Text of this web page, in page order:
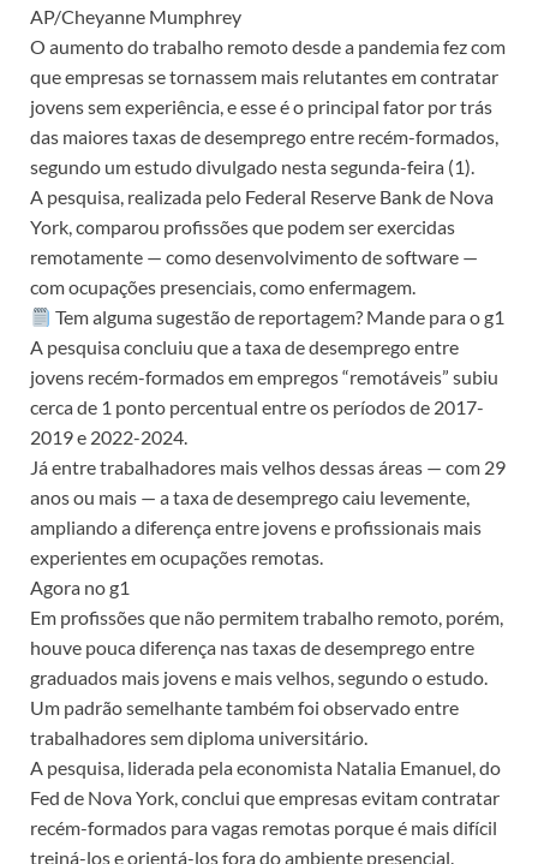
AP/Cheyanne Mumphrey
O aumento do trabalho remoto desde a pandemia fez com
que empresas se tornassem mais relutantes em contratar
jovens sem experiência, e esse é o principal fator por trás
das maiores taxas de desemprego entre recém-formados,
segundo um estudo divulgado nesta segunda-feira (1).
A pesquisa, realizada pelo Federal Reserve Bank de Nova
York, comparou profissões que podem ser exercidas
remotamente — como desenvolvimento de software —
com ocupações presenciais, como enfermagem.
Tem alguma sugestão de reportagem? Mande para o g1
A pesquisa concluiu que a taxa de desemprego entre
jovens recém-formados em empregos “remotáveis” subiu
cerca de 1 ponto percentual entre os períodos de 2017-
2019 e 2022-2024.
Já entre trabalhadores mais velhos dessas áreas — com 29
anos ou mais — a taxa de desemprego caiu levemente,
ampliando a diferença entre jovens e profissionais mais
experientes em ocupações remotas.
Agora no g1
Em profissões que não permitem trabalho remoto, porém,
houve pouca diferença nas taxas de desemprego entre
graduados mais jovens e mais velhos, segundo o estudo.
Um padrão semelhante também foi observado entre
trabalhadores sem diploma universitário.
A pesquisa, liderada pela economista Natalia Emanuel, do
Fed de Nova York, conclui que empresas evitam contratar
recém-formados para vagas remotas porque é mais difícil
treiná-los e orientá-los fora do ambiente presencial.